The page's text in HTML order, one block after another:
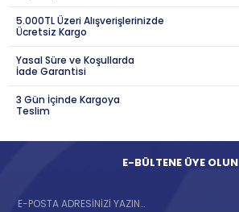
5.000TL Üzeri Alışverişlerinizde
Ücretsiz Kargo
Yasal Süre ve Koşullarda
İade Garantisi
3 Gün İçinde Kargoya
Teslim
E-BÜLTENE ÜYE OLUN